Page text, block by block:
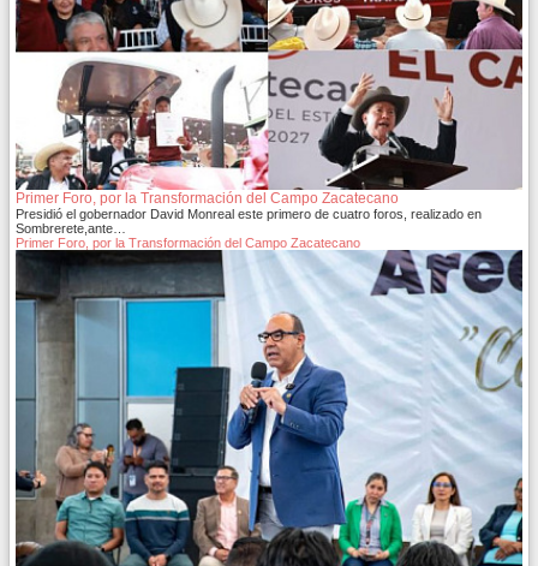
Primer Foro, por la Transformación del Campo Zacatecano
Presidió el gobernador David Monreal este primero de cuatro foros, realizado en
Sombrerete,ante…
Primer Foro, por la Transformación del Campo Zacatecano